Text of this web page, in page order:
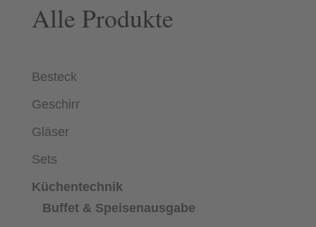
Alle Produkte
Besteck
Geschirr
Gläser
Sets
Küchentechnik
Buffet & Speisenausgabe